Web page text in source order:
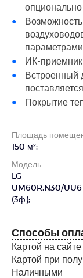
параметрами
ИК-приемник
Встроенный
Покрытие
Площадь
150 м²;
Модель
LG
UM60R.N30/
(3ф);
Способы
Картой на сайте
Картой при
Наличными